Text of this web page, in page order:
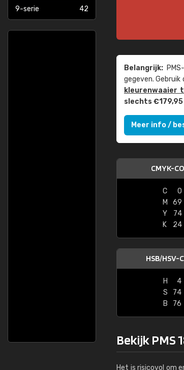
9-serie 42
Belangrijk:
gegeven. Gebruik
kleuren­waaier
slechts €179,95
Meer info /
CMYK-
C
0
M
69
Y
74
K
24
HSB/HSV-
H
4
S
74
B
76
Bekijk PMS
Het is risicovol om